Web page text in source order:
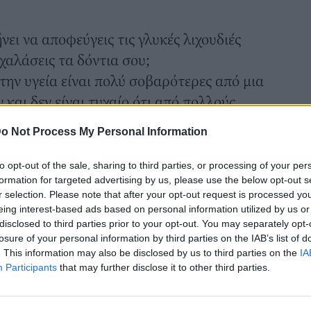
Not Process My Personal Information
opt-out of the sale, sharing to third parties, or processing of your
for targeted advertising by us, please use the below opt-out
selection. Please note that after your opt-out request is processed
interest-based ads based on personal information utilized by us
to third parties prior to your opt-out. You may separately
of your personal information by third parties on the IAB’s list of
This information may also be disclosed by us to third parties on the
Participants that may further disclose it to other third parties.
να αποφεύγεις τις γλυκές λιχουδιές
τα δόντια σου;
υγεία είναι πολύ σοβαρότερες από μια
δεν είναι τυχαίο ότι από πολλούς
ζάχαρης παρουσιάζονται σε ένα
εκστρατεία "Sugar is Killing Us", που
να καταναλώνουν πιο